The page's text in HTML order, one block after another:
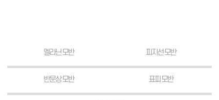
멜라닌 모반 피지선 모반
반문상 모반 표피 모반